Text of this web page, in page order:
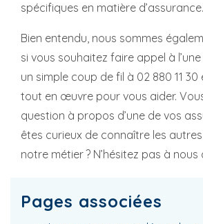
spécifiques en matière d’assurance.
Bien entendu, nous sommes
si vous souhaitez faire appel à
un simple coup de fil à 02 880 11
tout en œuvre pour vous aider.
question à propos d’une de vos
êtes curieux de connaître les
notre métier ? N’hésitez pas à
Pages associées